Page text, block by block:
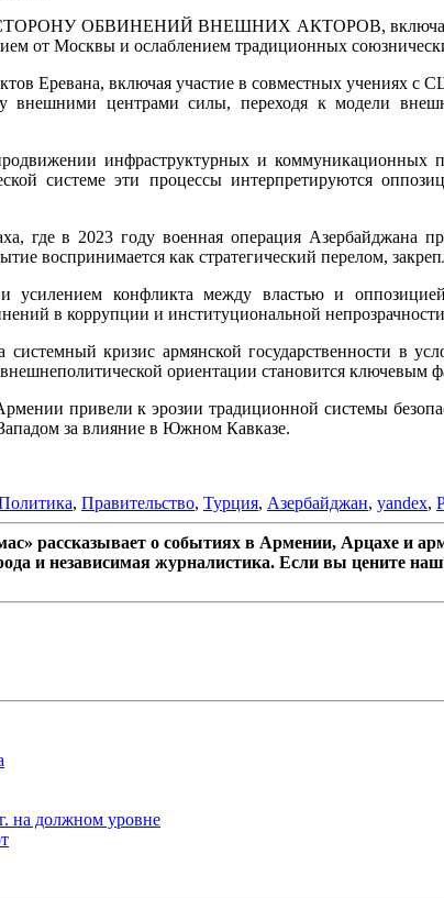
ВНЕШНИХ АКТОРОВ, включая
от Москвы и ослаблением традиционных
Еревана, включая участие в совместных учениях
центрами силы, переходя к модели
инфраструктурных и коммуникационных
системе эти процессы интерпретируются
где в 2023 году военная операция Азербайджана
воспринимается как стратегический перелом,
конфликта между властью и
в коррупции и институциональной
кризис армянской государственности в
ориентации становится ключевым
привели к эрозии традиционной системы
за влияние в Южном Кавказе.
, Правительство, Турция, Азербайджан, yandex,
рассказывает о событиях в Армении, Арцахе и
и независимая журналистика. Если вы цените
на должном уровне